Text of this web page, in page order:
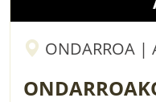
ONDARROA |